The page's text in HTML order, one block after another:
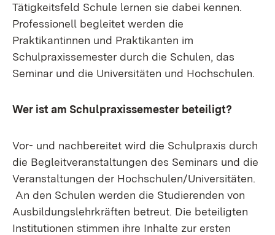
Tätigkeitsfeld Schule lernen sie dabei kennen.
Professionell begleitet werden die
Praktikantinnen und Praktikanten im
Schulpraxissemester durch die Schulen, das
Seminar und die Universitäten und Hochschulen.
Wer ist am Schulpraxissemester beteiligt?
Vor- und nachbereitet wird die Schulpraxis durch
die Begleitveranstaltungen des Seminars und die
Veranstaltungen der Hochschulen/Universitäten.
An den Schulen werden die Studierenden von
Ausbildungslehrkräften betreut. Die beteiligten
Institutionen stimmen ihre Inhalte zur ersten